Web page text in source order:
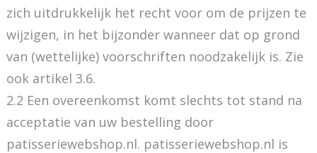
zich uitdrukkelijk het recht voor om de prijzen te
wijzigen, in het bijzonder wanneer dat op grond
van (wettelijke) voorschriften noodzakelijk is. Zie
ook artikel 3.6.
2.2 Een overeenkomst komt slechts tot stand na
acceptatie van uw bestelling door
patisseriewebshop.nl. patisseriewebshop.nl is